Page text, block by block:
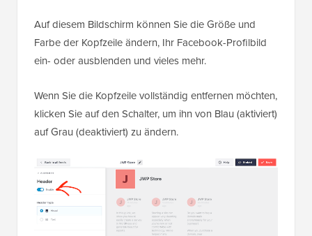
Auf diesem Bildschirm können Sie die Größe und
Farbe der Kopfzeile ändern, Ihr Facebook-Profilbild
ein- oder ausblenden und vieles mehr.
Wenn Sie die Kopfzeile vollständig entfernen möchten,
klicken Sie auf den Schalter, um ihn von Blau (aktiviert)
auf Grau (deaktiviert) zu ändern.